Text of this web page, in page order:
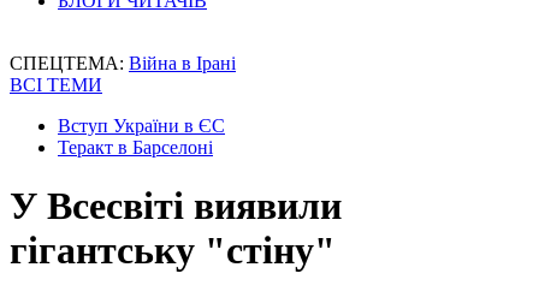
СПЕЦТЕМА: Війна в Ірані
ВСІ ТЕМИ
Вступ України в ЄС
Теракт в Барселоні
У Всесвіті виявили
гігантську "стіну"